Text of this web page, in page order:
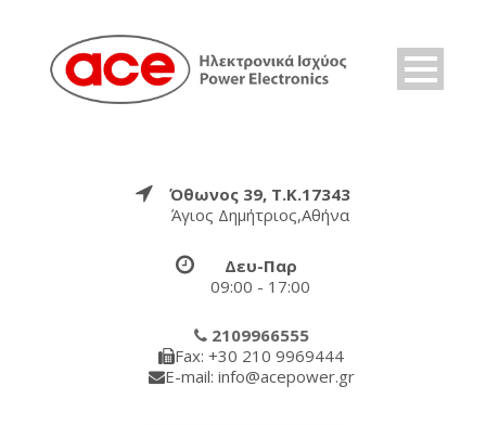
Όθωνος 39, Τ.Κ.17343
Άγιος Δημήτριος,Αθήνα
Δευ-Παρ
09:00 - 17:00
2109966555
Fax: +30 210 9969444
E-mail: info@acepower.gr